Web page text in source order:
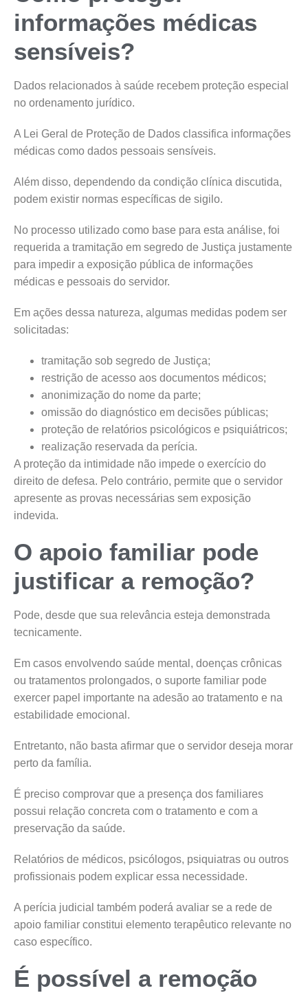
informações médicas
sensíveis?
Dados relacionados à saúde recebem proteção especial
no ordenamento jurídico.
A Lei Geral de Proteção de Dados classifica informações
médicas como dados pessoais sensíveis.
Além disso, dependendo da condição clínica discutida,
podem existir normas específicas de sigilo.
No processo utilizado como base para esta análise, foi
requerida a tramitação em segredo de Justiça justamente
para impedir a exposição pública de informações
médicas e pessoais do servidor.
Em ações dessa natureza, algumas medidas podem ser
solicitadas:
tramitação sob segredo de Justiça;
restrição de acesso aos documentos médicos;
anonimização do nome da parte;
omissão do diagnóstico em decisões públicas;
proteção de relatórios psicológicos e psiquiátricos;
realização reservada da perícia.
A proteção da intimidade não impede o exercício do
direito de defesa. Pelo contrário, permite que o servidor
apresente as provas necessárias sem exposição
indevida.
O apoio familiar pode
justificar a remoção?
Pode, desde que sua relevância esteja demonstrada
tecnicamente.
Em casos envolvendo saúde mental, doenças crônicas
ou tratamentos prolongados, o suporte familiar pode
exercer papel importante na adesão ao tratamento e na
estabilidade emocional.
Entretanto, não basta afirmar que o servidor deseja morar
perto da família.
É preciso comprovar que a presença dos familiares
possui relação concreta com o tratamento e com a
preservação da saúde.
Relatórios de médicos, psicólogos, psiquiatras ou outros
profissionais podem explicar essa necessidade.
A perícia judicial também poderá avaliar se a rede de
apoio familiar constitui elemento terapêutico relevante no
caso específico.
É possível a remoção